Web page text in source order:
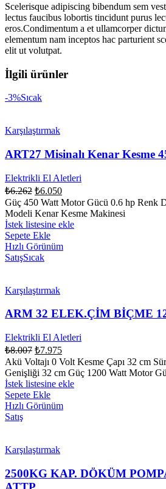
Scelerisque adipiscing bibendum sem
lectus faucibus lobortis tincidunt purus
eros.Condimentum a et ullamcorper
elementum nam inceptos hac parturient
elit ut volutpat.
İlgili ürünler
-3%Sıcak
Karşılaştırmak
ART27 Misinalı Kenar Kesme
Elektrikli El Aletleri
₺6.262 ₺6.050
Güç 450 Watt Motor Gücü 0.6 hp Renk
Modeli Kenar Kesme Makinesi
İstek listesine ekle
Sepete Ekle
Hızlı Görünüm
SatışSıcak
Karşılaştırmak
ARM 32 ELEK.ÇİM BİÇME
Elektrikli El Aletleri
₺8.007 ₺7.975
Akü Voltajı 0 Volt Kesme Çapı 32 cm
Genişliği 32 cm Güç 1200 Watt Motor
İstek listesine ekle
Sepete Ekle
Hızlı Görünüm
Satış
Karşılaştırmak
2500KG KAP. DÖKÜM